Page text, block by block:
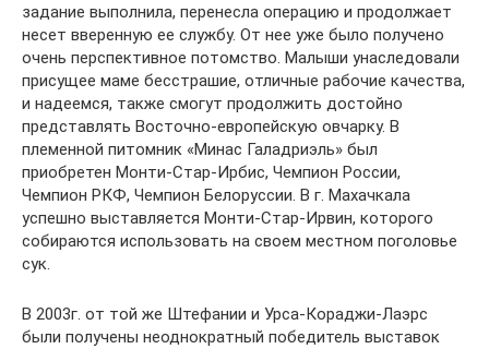
задание выполнила, перенесла операцию и продолжает
несет вверенную ее службу. От нее уже было получено
очень перспективное потомство. Малыши унаследовали
присущее маме бесстрашие, отличные рабочие качества,
и надеемся, также смогут продолжить достойно
представлять Восточно-европейскую овчарку. В
племенной питомник «Минас Галадриэль» был
приобретен Монти-Стар-Ирбис, Чемпион России,
Чемпион РКФ, Чемпион Белоруссии. В г. Махачкала
успешно выставляется Монти-Стар-Ирвин, которого
собираются использовать на своем местном поголовье
сук.
В 2003г. от той же Штефании и Урса-Кораджи-Лаэрс
были получены неоднократный победитель выставок